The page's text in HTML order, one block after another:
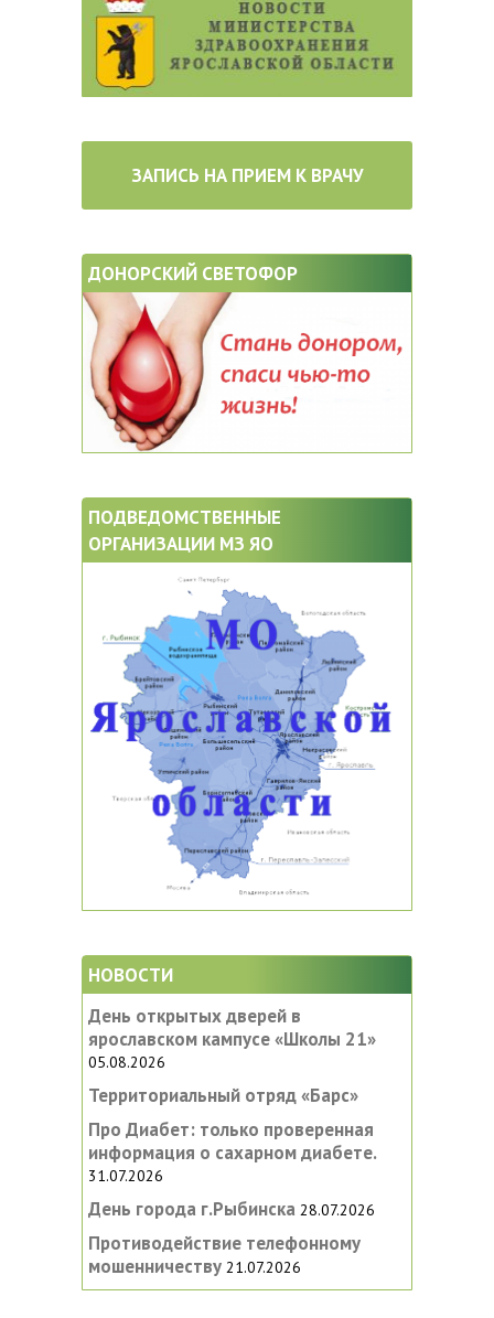
ЗАПИСЬ НА ПРИЕМ К ВРАЧУ
ДОНОРСКИЙ СВЕТОФОР
ПОДВЕДОМСТВЕННЫЕ
ОРГАНИЗАЦИИ МЗ ЯО
НОВОСТИ
День открытых дверей в
ярославском кампусе «‎Школы 21»
05.08.2026
Территориальный отряд «Барс»
Про Диабет: только проверенная
информация о сахарном диабете.
31.07.2026
День города г.Рыбинска 28.07.2026
Противодействие телефонному
мошенничеству 21.07.2026